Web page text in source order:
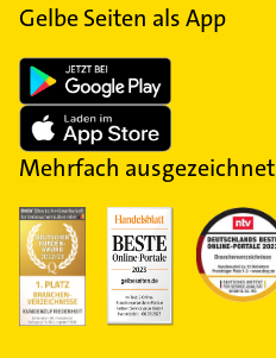
Gelbe Seiten als App
Mehrfach ausgezeichnet